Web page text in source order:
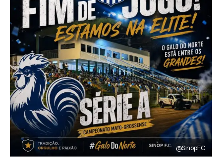
@SinopFC